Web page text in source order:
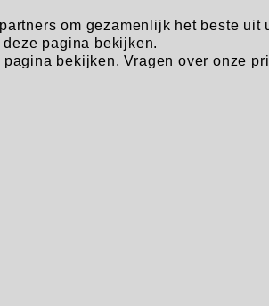
om gezamenlijk het beste
pagina bekijken.
bekijken. Vragen over onze